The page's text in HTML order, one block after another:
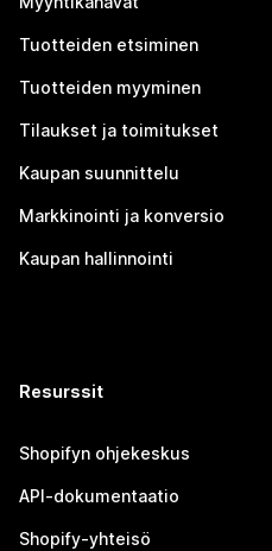
Tuotteiden etsiminen
Tuotteiden myyminen
Tilaukset ja toimitukset
Kaupan suunnittelu
Markkinointi ja konversio
Kaupan hallinnointi
Resurssit
Shopifyn ohjekeskus
API-dokumentaatio
Shopify-yhteisö